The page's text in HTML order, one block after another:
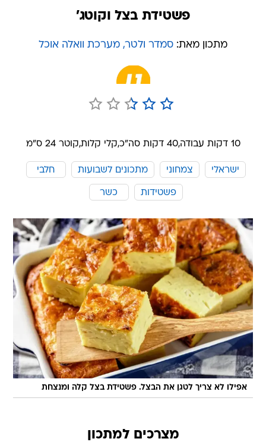
פשטידת בצל וקוטג'
מתכון מאת: סמדר ולטר, מערכת וואלה אוכל
10 דקות עבודה, 40 דקות סה"כ, קלי קלות,קוטר 24 ס״מ
ישראלי צמחוני מתכונים לשבועות חלבי
פשטידות כשר
אפילו לא צריך לטגן את הבצל. פשטידת בצל קלה ומנצחת
מצרכים למתכון